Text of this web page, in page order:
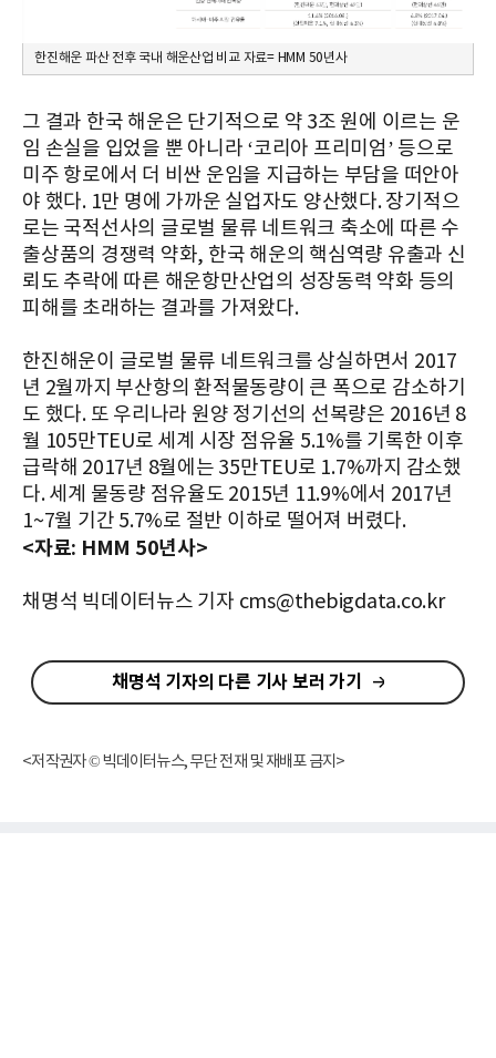
한진해운 파산 전후 국내 해운산업 비교 자료= HMM 50년사
그 결과 한국 해운은 단기적으로 약 3조 원에 이르는 운
임 손실을 입었을 뿐 아니라 ‘코리아 프리미엄’ 등으로
미주 항로에서 더 비싼 운임을 지급하는 부담을 떠안아
야 했다. 1만 명에 가까운 실업자도 양산했다. 장기적으
로는 국적선사의 글로벌 물류 네트워크 축소에 따른 수
출상품의 경쟁력 약화, 한국 해운의 핵심역량 유출과 신
뢰도 추락에 따른 해운항만산업의 성장동력 약화 등의
피해를 초래하는 결과를 가져왔다.
한진해운이 글로벌 물류 네트워크를 상실하면서 2017
년 2월까지 부산항의 환적물동량이 큰 폭으로 감소하기
도 했다. 또 우리나라 원양 정기선의 선복량은 2016년 8
월 105만TEU로 세계 시장 점유율 5.1%를 기록한 이후
급락해 2017년 8월에는 35만TEU로 1.7%까지 감소했
다. 세계 물동량 점유율도 2015년 11.9%에서 2017년
1~7월 기간 5.7%로 절반 이하로 떨어져 버렸다.
<자료: HMM 50년사>
채명석 빅데이터뉴스 기자 cms@thebigdata.co.kr
채명석 기자의 다른 기사 보러 가기
<저작권자 © 빅데이터뉴스, 무단 전재 및 재배포 금지>